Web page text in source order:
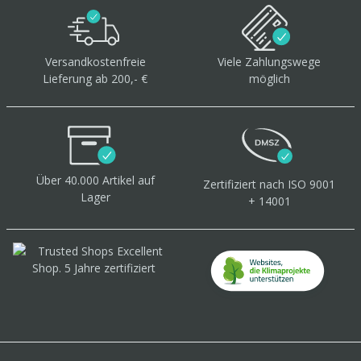
Versandkostenfreie
Lieferung ab 200,- €
Viele Zahlungswege
möglich
Über 40.000 Artikel auf
Lager
Zertifiziert nach ISO 9001
+ 14001